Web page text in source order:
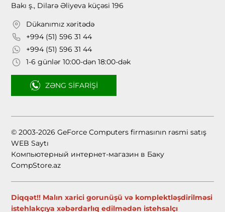
Bakı ş., Dilarə Əliyeva küçəsi 196
Dükanımız xəritədə
+994 (51) 596 31 44
+994 (51) 596 31 44
1-6 günlər 10:00-dən 18:00-dək
ZƏNG SIFARIŞI
© 2003-2026 GeForce Computers firmasının rəsmi satış
WEB Saytı
Компьютерный интернет-магазин в Баку
CompStore.az
Diqqət!! Malın xarici gorunüşü və komplektləşdirilməsi
istehlakçıya xəbərdarlıq edilmədən istehsalçı